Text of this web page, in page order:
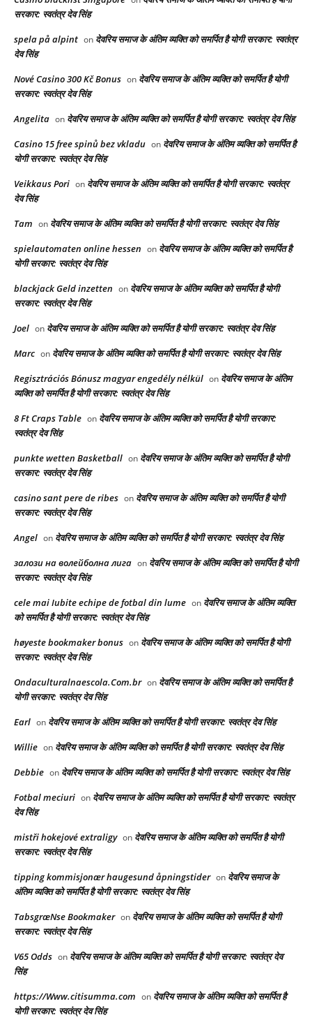
सरकार: स्वतंत्र देव सिंह
spela på alpint on देवरिय समाज के अंतिम व्यक्ति को समर्पित है योगी सरकार: स्वतंत्र
देव सिंह
Nové Casino 300 Kč Bonus on देवरिय समाज के अंतिम व्यक्ति को समर्पित है योगी
सरकार: स्वतंत्र देव सिंह
Angelita on देवरिय समाज के अंतिम व्यक्ति को समर्पित है योगी सरकार: स्वतंत्र देव सिंह
Casino 15 free spinů bez vkladu on देवरिय समाज के अंतिम व्यक्ति को समर्पित है
योगी सरकार: स्वतंत्र देव सिंह
Veikkaus Pori on देवरिय समाज के अंतिम व्यक्ति को समर्पित है योगी सरकार: स्वतंत्र
देव सिंह
Tam on देवरिय समाज के अंतिम व्यक्ति को समर्पित है योगी सरकार: स्वतंत्र देव सिंह
spielautomaten online hessen on देवरिय समाज के अंतिम व्यक्ति को समर्पित है
योगी सरकार: स्वतंत्र देव सिंह
blackjack Geld inzetten on देवरिय समाज के अंतिम व्यक्ति को समर्पित है योगी
सरकार: स्वतंत्र देव सिंह
Joel on देवरिय समाज के अंतिम व्यक्ति को समर्पित है योगी सरकार: स्वतंत्र देव सिंह
Marc on देवरिय समाज के अंतिम व्यक्ति को समर्पित है योगी सरकार: स्वतंत्र देव सिंह
Regisztrációs Bónusz magyar engedély nélkül on देवरिय समाज के अंतिम
व्यक्ति को समर्पित है योगी सरकार: स्वतंत्र देव सिंह
8 Ft Craps Table on देवरिय समाज के अंतिम व्यक्ति को समर्पित है योगी सरकार:
स्वतंत्र देव सिंह
punkte wetten Basketball on देवरिय समाज के अंतिम व्यक्ति को समर्पित है योगी
सरकार: स्वतंत्र देव सिंह
casino sant pere de ribes on देवरिय समाज के अंतिम व्यक्ति को समर्पित है योगी
सरकार: स्वतंत्र देव सिंह
Angel on देवरिय समाज के अंतिम व्यक्ति को समर्पित है योगी सरकार: स्वतंत्र देव सिंह
залози на волейболна лига on देवरिय समाज के अंतिम व्यक्ति को समर्पित है योगी
सरकार: स्वतंत्र देव सिंह
cele mai Iubite echipe de fotbal din lume on देवरिय समाज के अंतिम व्यक्ति
को समर्पित है योगी सरकार: स्वतंत्र देव सिंह
høyeste bookmaker bonus on देवरिय समाज के अंतिम व्यक्ति को समर्पित है योगी
सरकार: स्वतंत्र देव सिंह
Ondaculturalnaescola.Com.br on देवरिय समाज के अंतिम व्यक्ति को समर्पित है
योगी सरकार: स्वतंत्र देव सिंह
Earl on देवरिय समाज के अंतिम व्यक्ति को समर्पित है योगी सरकार: स्वतंत्र देव सिंह
Willie on देवरिय समाज के अंतिम व्यक्ति को समर्पित है योगी सरकार: स्वतंत्र देव सिंह
Debbie on देवरिय समाज के अंतिम व्यक्ति को समर्पित है योगी सरकार: स्वतंत्र देव सिंह
Fotbal meciuri on देवरिय समाज के अंतिम व्यक्ति को समर्पित है योगी सरकार: स्वतंत्र
देव सिंह
mistři hokejové extraligy on देवरिय समाज के अंतिम व्यक्ति को समर्पित है योगी
सरकार: स्वतंत्र देव सिंह
tipping kommisjonær haugesund åpningstider on देवरिय समाज के
अंतिम व्यक्ति को समर्पित है योगी सरकार: स्वतंत्र देव सिंह
TabsgræNse Bookmaker on देवरिय समाज के अंतिम व्यक्ति को समर्पित है योगी
सरकार: स्वतंत्र देव सिंह
V65 Odds on देवरिय समाज के अंतिम व्यक्ति को समर्पित है योगी सरकार: स्वतंत्र देव
सिंह
https://Www.citisumma.com on देवरिय समाज के अंतिम व्यक्ति को समर्पित है
योगी सरकार: स्वतंत्र देव सिंह